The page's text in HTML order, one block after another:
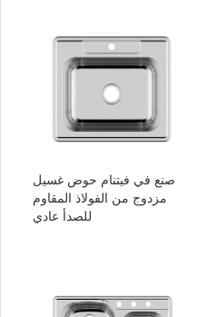
صنع في فيتنام حوض غسيل
مزدوج من الفولاذ المقاوم
للصدأ عادي